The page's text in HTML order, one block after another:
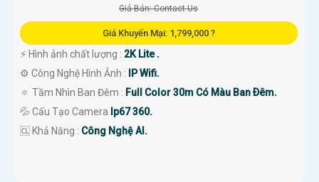
Giá Bán: Contact Us
Giá Khuyến Mại: 1,799,000 ?
️⚡ Hình ảnh chất lượng : 2K Lite .
⚙ Công Nghệ Hình Ảnh :
IP Wifi.
🔅 Tầm Nhìn Ban Đêm : Full Color 30m Có Màu Ban Ðêm.
💦 Cấu Tạo Camera Ip67 360.
️🆑 Khả Năng : Công Nghệ AI.